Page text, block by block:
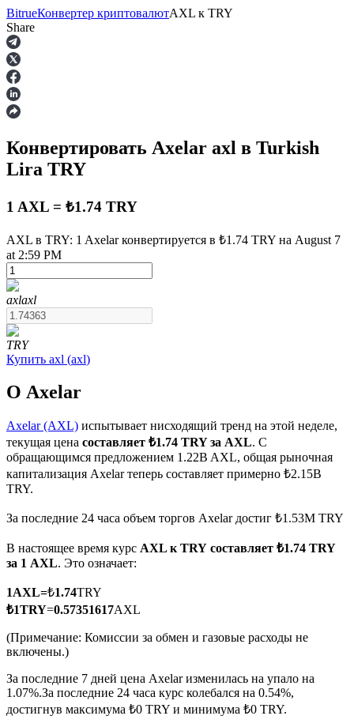
Фьючерсы
USDT-фьючерсы
Фьючерсы с использованием USDT в качестве
Фьючерсы на COIN-M
Криптовалютные фьючерсы
Деривативы на акции, форекс, драгоценные металлы и
BitrueКонвертер криптовалютAXL к TRY
Share
Конвертировать Axelar axl в Turkish
Lira TRY
1 AXL = ₺1.74 TRY
AXL в TRY: 1 Axelar конвертируется в ₺1.74 TRY на August 7
at 2:59 PM
axlaxl
TRY
Купить axl (axl)
О Axelar
Axelar (AXL) испытывает нисходящий тренд на этой неделе,
текущая цена составляет ₺1.74 TRY за AXL. С
обращающимся предложением 1.22B AXL, общая рыночная
капитализация Axelar теперь составляет примерно ₺2.15B
TRY.
За последние 24 часа объем торгов Axelar достиг ₺1.53M TRY
В настоящее время курс AXL к TRY составляет ₺1.74 TRY
за 1 AXL. Это означает:
1AXL=₺1.74TRY
₺1TRY=0.57351617AXL
(Примечание: Комиссии за обмен и газовые расходы не
включены.)
За последние 7 дней цена Axelar изменилась на упало на
1.07%.За последние 24 часа курс колебался на 0.54%,
достигнув максимума ₺0 TRY и минимума ₺0 TRY.